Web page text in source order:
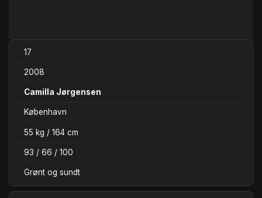
17
2008
Camilla Jørgensen
København
55 kg / 164 cm
93 / 66 / 100
Grønt og sundt